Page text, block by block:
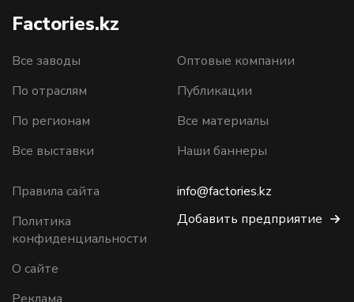
Factories.kz
Все заводы
По отраслям
По регионам
Все выставки
Оптовые компании
Публикации
Все материалы
Наши баннеры
Правила сайта
Политика
конфиденциальности
О сайте
info@factories.kz
Добавить предприятие